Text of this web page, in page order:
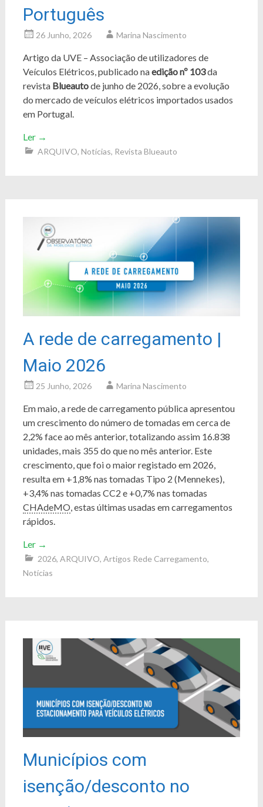
Português
26 Junho, 2026 Marina Nascimento
Artigo da UVE – Associação de utilizadores de
Veículos Elétricos, publicado naedição nº 103da
revista Blueautode junho de 2026, sobre a evolução
do mercado de veículos elétricos importados usados
em Portugal.
Ler →
ARQUIVO, Notícias, Revista Blueauto
A rede de carregamento |
Maio 2026
25 Junho, 2026 Marina Nascimento
Em maio, a rede de carregamento pública apresentou
um crescimento do número de tomadas em cerca de
2,2% face ao mês anterior, totalizando assim 16.838
unidades, mais 355 do que no mês anterior. Este
crescimento, que foi o maior registado em 2026,
resulta em +1,8% nas tomadas Tipo 2 (Mennekes),
+3,4% nas tomadas CC2 e +0,7% nas tomadas
CHAdeMO , estas últimas usadas em carregamentos
rápidos.
Ler →
2026, ARQUIVO, Artigos Rede Carregamento,
Notícias
Municípios com
isenção/desconto no